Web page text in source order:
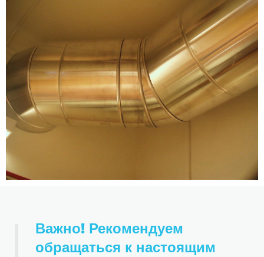
Важно! Рекомендуем
обращаться к настоящим